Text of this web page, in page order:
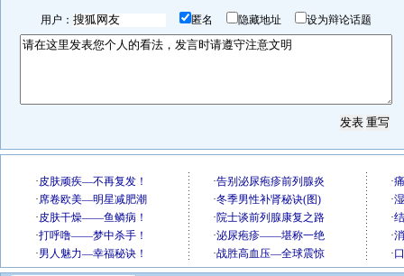
用户： 匿名 隐藏地址 设为辩论话题